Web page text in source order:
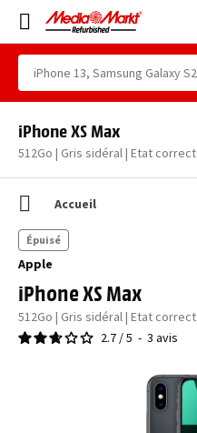
iPhone XS Max
512Go | Gris sidéral | Etat correct
Accueil
Apple
iPhone XS Max
512Go | Gris sidéral | Etat correct
2.7 /5 - 3 avis
Épuisé